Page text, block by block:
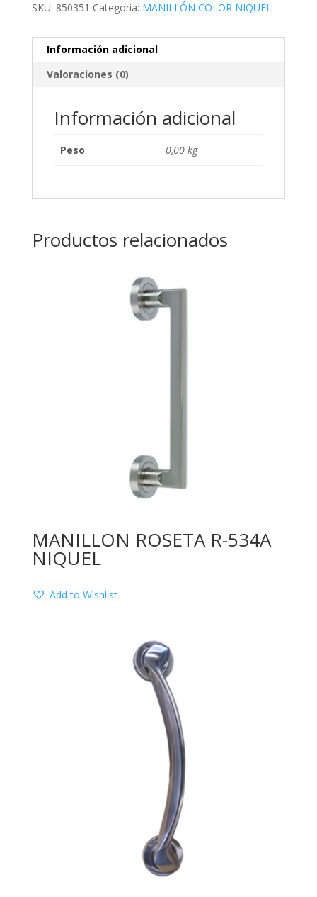
SKU: 850351 Categoría: MANILLÓN COLOR NIQUEL
Información adicional
Valoraciones (0)
Información adicional
Peso 0,00 kg
Productos relacionados
MANILLON ROSETA R-534A
NIQUEL
Add to Wishlist